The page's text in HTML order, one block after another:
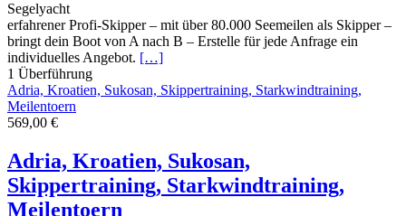
Segelyacht
erfahrener Profi-Skipper – mit über 80.000 Seemeilen als Skipper –
bringt dein Boot von A nach B – Erstelle für jede Anfrage ein
individuelles Angebot. […]
1 Überführung
Adria, Kroatien, Sukosan, Skippertraining, Starkwindtraining,
Meilentoern
569,00 €
Adria, Kroatien, Sukosan,
Skippertraining, Starkwindtraining,
Meilentoern